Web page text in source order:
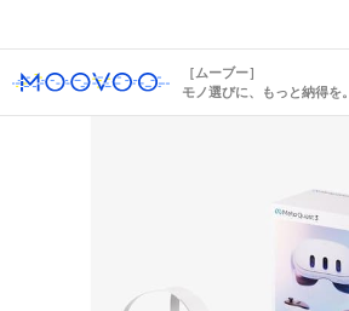
［ムーブー］
モノ選びに、もっと納得を。